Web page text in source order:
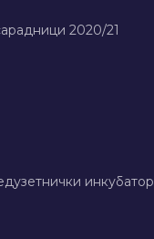
2020/21
инкубатор